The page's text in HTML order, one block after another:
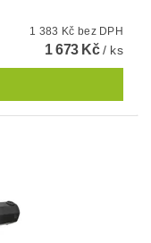
1 383 Kč bez DPH
1 673 Kč/ ks